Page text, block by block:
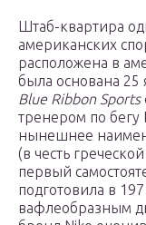
Штаб-квартира
американских
расположена в
была основана 25
Blue Ribbon Sports
тренером по бегу
нынешнее
(в честь
первый
подготовила в
вафлеобразным